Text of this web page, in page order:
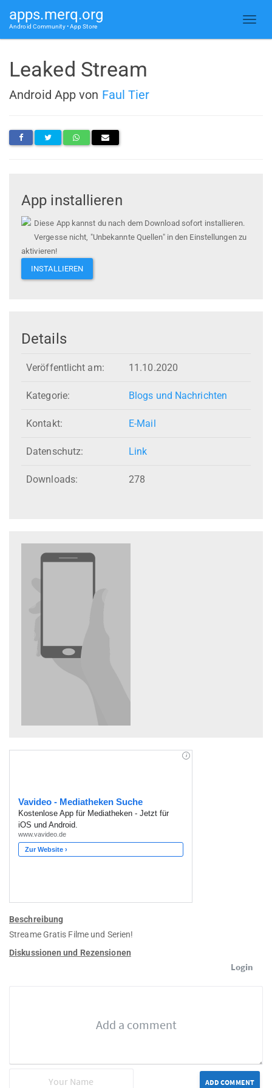
apps.merq.org
Android Community • App Store
Leaked Stream
Android App von Faul Tier
App installieren
Diese App kannst du nach dem Download sofort installieren.
Vergesse nicht, "Unbekannte Quellen" in den Einstellungen zu
aktivieren!
INSTALLIEREN
Details
Veröffentlicht am: 11.10.2020
Kategorie: Blogs und Nachrichten
Kontakt: E-Mail
Datenschutz: Link
Downloads: 278
Beschreibung
Streame Gratis Filme und Serien!
Diskussionen und Rezensionen
Login
ADD COMMENT